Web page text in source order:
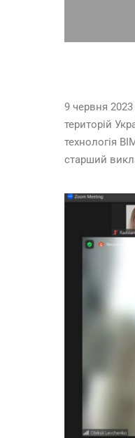
9 червня
територій
технологія
старший